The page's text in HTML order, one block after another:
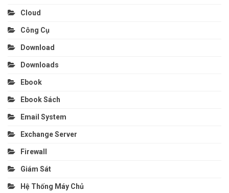
Cloud
Công Cụ
Download
Downloads
Ebook
Ebook Sách
Email System
Exchange Server
Firewall
Giám Sát
Hệ Thống Máy Chủ